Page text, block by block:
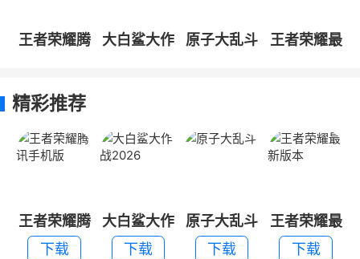
王者荣耀腾
大白鲨大作
原子大乱斗
王者荣耀最
精彩推荐
王者荣耀腾
讯手机版
下载
大白鲨大作
战2026
下载
原子大乱斗
下载
王者荣耀最
新版本
下载